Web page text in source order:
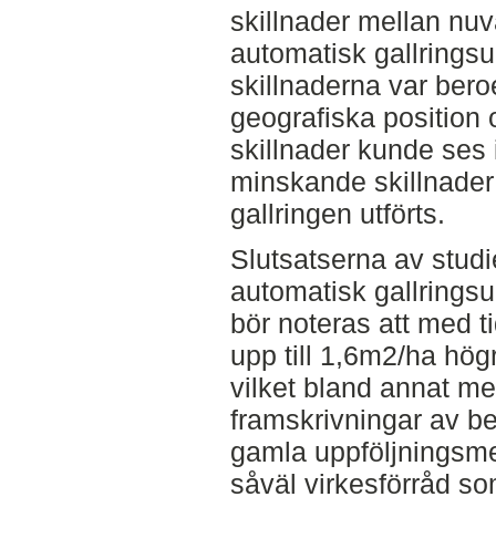
skillnader mellan
automatisk
skillnaderna var
geografiska position
skillnader kunde
minskande
gallringen utförts.
Slutsatserna av
automatisk
bör noteras att med
upp till 1,6m2/ha
vilket bland annat
framskrivningar av
gamla
såväl virkesförråd